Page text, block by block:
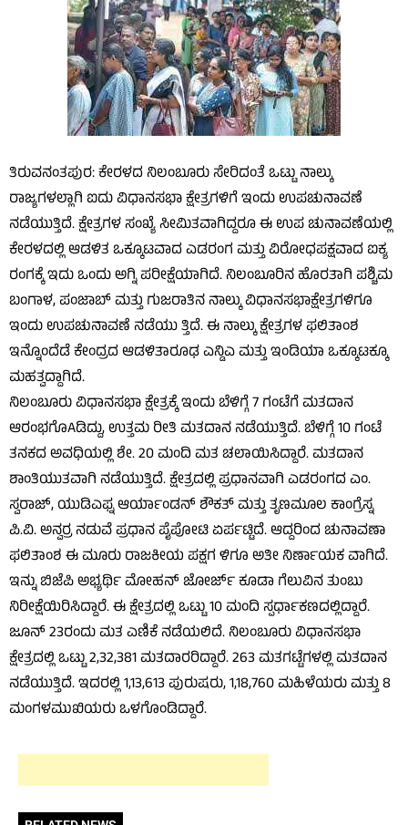
ತಿರುವನಂತಪುರ: ಕೇರಳದ ನಿಲಂಬೂರು ಸೇರಿದಂತೆ ಒಟ್ಟು ನಾಲ್ಕು
ರಾಜ್ಯಗಳಲ್ಲಾಗಿ ಐದು ವಿಧಾನಸಭಾ ಕ್ಷೇತ್ರಗಳಿಗೆ ಇಂದು ಉಪಚುನಾವಣೆ
ನಡೆಯುತ್ತಿದೆ. ಕ್ಷೇತ್ರಗಳ ಸಂಖ್ಯೆ ಸೀಮಿತವಾಗಿದ್ದರೂ ಈ ಉಪ ಚುನಾವಣೆಯಲ್ಲಿ
ಕೇರಳದಲ್ಲಿ ಆಡಳಿತ ಒಕ್ಕೂಟವಾದ ಎಡರಂಗ ಮತ್ತು ವಿರೋಧಪಕ್ಷವಾದ ಐಕ್ಯ
ರಂಗಕ್ಕೆ ಇದು ಒಂದು ಅಗ್ನಿ ಪರೀಕ್ಷೆಯಾಗಿದೆ. ನಿಲಂಬೂರಿನ ಹೊರತಾಗಿ ಪಶ್ಚಿಮ
ಬಂಗಾಳ, ಪಂಜಾಬ್ ಮತ್ತು ಗುಜರಾತಿನ ನಾಲ್ಕು ವಿಧಾನಸಭಾಕ್ಷೇತ್ರಗಳಿಗೂ
ಇಂದು ಉಪಚುನಾವಣೆ ನಡೆಯು ತ್ತಿದೆ. ಈ ನಾಲ್ಕು ಕ್ಷೇತ್ರಗಳ ಫಲಿತಾಂಶ
ಇನ್ನೊಂದೆಡೆ ಕೇಂದ್ರದ ಆಡಳಿತಾರೂಢ ಎನ್ಡಿಎ ಮತ್ತು ಇಂಡಿಯಾ ಒಕ್ಕೂಟಕ್ಕೂ
ಮಹತ್ವದ್ದಾಗಿದೆ.
ನಿಲಂಬೂರು ವಿಧಾನಸಭಾ ಕ್ಷೇತ್ರಕ್ಕೆ ಇಂದು ಬೆಳಿಗ್ಗೆ 7 ಗಂಟೆಗೆ ಮತದಾನ
ಆರಂಭಗೊAಡಿದ್ದು, ಉತ್ತಮ ರೀತಿ ಮತದಾನ ನಡೆಯುತ್ತಿದೆ. ಬೆಳಿಗ್ಗೆ 10 ಗಂಟೆ
ತನಕದ ಅವಧಿಯಲ್ಲಿ ಶೇ. 20 ಮಂದಿ ಮತ ಚಲಾಯಿಸಿದ್ದಾರೆ. ಮತದಾನ
ಶಾಂತಿಯುತವಾಗಿ ನಡೆಯುತ್ತಿದೆ. ಕ್ಷೇತ್ರದಲ್ಲಿ ಪ್ರಧಾನವಾಗಿ ಎಡರಂಗದ ಎಂ.
ಸ್ವರಾಜ್, ಯುಡಿಎಫ್ನ ಆರ್ಯಾಂಡನ್ ಶೌಕತ್ ಮತ್ತು ತೃಣಮೂಲ ಕಾಂಗ್ರೆಸ್ನ
ಪಿ.ವಿ. ಅನ್ವರ್ರ ನಡುವೆ ಪ್ರಧಾನ ಪೈಪೋಟಿ ಏರ್ಪಟ್ಟಿದೆ. ಆದ್ದರಿಂದ ಚುನಾವಣಾ
ಫಲಿತಾಂಶ ಈ ಮೂರು ರಾಜಕೀಯ ಪಕ್ಷಗ ಳಿಗೂ ಅತೀ ನಿರ್ಣಾಯಕ ವಾಗಿದೆ.
ಇನ್ನು ಬಿಜೆಪಿ ಅಭ್ಯರ್ಥಿ ಮೋಹನ್ ಜೋರ್ಜ್ ಕೂಡಾ ಗೆಲುವಿನ ತುಂಬು
ನಿರೀಕ್ಷೆಯಿರಿಸಿದ್ದಾರೆ. ಈ ಕ್ಷೇತ್ರದಲ್ಲಿ ಒಟ್ಟು 10 ಮಂದಿ ಸ್ಪರ್ಧಾಕಣದಲ್ಲಿದ್ದಾರೆ.
ಜೂನ್ 23ರಂದು ಮತ ಎಣಿಕೆ ನಡೆಯಲಿದೆ. ನಿಲಂಬೂರು ವಿಧಾನಸಭಾ
ಕ್ಷೇತ್ರದಲ್ಲಿ ಒಟ್ಟು 2,32,381 ಮತದಾರರಿದ್ದಾರೆ. 263 ಮತಗಟ್ಟೆಗಳಲ್ಲಿ ಮತದಾನ
ನಡೆಯುತ್ತಿದೆ. ಇದರಲ್ಲಿ 1,13,613 ಪುರುಷರು, 1,18,760 ಮಹಿಳೆಯರು ಮತ್ತು 8
ಮಂಗಳಮುಖಿಯರು ಒಳಗೊಂಡಿದ್ದಾರೆ.